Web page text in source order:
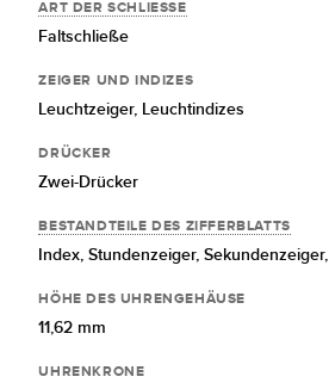
ART DER SCHLIESSE
Faltschließe
ZEIGER UND INDIZES
Leuchtzeiger, Leuchtindizes
DRÜCKER
Zwei-Drücker
BESTANDTEILE DES ZIFFERBLATTS
Index,Stundenzeiger,Sekundenzeiger,
HÖHE DES UHRENGEHÄUSE
11,62 mm
UHRENKRONE